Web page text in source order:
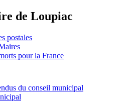
de Loupiac
postales
pour la France
du conseil municipal